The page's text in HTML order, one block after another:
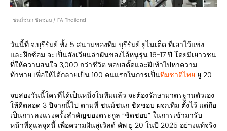
ชนม์ชนก ชิดชอบ / FA Thailand
วันนี้ที่ จ.บุรีรัมย์ ทั้ง 5 สนามของทีม บุรีรัมย์ ยูไนเต็ด ที่เอาไว้แข่ง
และฝึกซ้อม จะเป็นสังเวียนล่าฝันของไอ้หนูรุ่น 16-17 ปี โดยมีเยาวชน
ที่ให้ความสนใจ 3,000 กว่าชีวิต หอบสตั๊ดและฝีเท้าไปหาความ
ท้าทาย เพื่อให้ได้กลายเป็น 100 คนแรกในการเป็นทีมชาติไทย ยู 20
จบสองวันนี้ใครที่ได้เป็นหนึ่งในทีมแล้ว จะต้องรักษามาตรฐานตัวเอง
ให้ดีตลอด 3 ปีจากนี้ไป ตามที่ ชนม์ชนก ชิดชอบ ผจก.ทีม ตั้งไว้ แต่ถือ
เป็นการลงแรงครั้งสำคัญของตระกูล “ชิดชอบ” ในการเข้ามารับ
หน้าที่ดูแลจุดนี้ เพื่อความฝันสู่เวิลด์ คัพ ยู 20 ในปี 2025 อย่างแท้จริง